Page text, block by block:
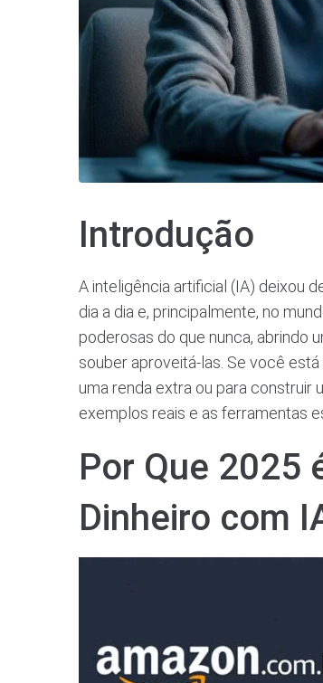
Introdução
A inteligência artificial (IA) deixou
dia a dia e, principalmente, no
poderosas do que nunca, abrindo
souber aproveitá-las. Se você
uma renda extra ou para construir
exemplos reais e as ferramentas
Por Que 2025
Dinheiro com